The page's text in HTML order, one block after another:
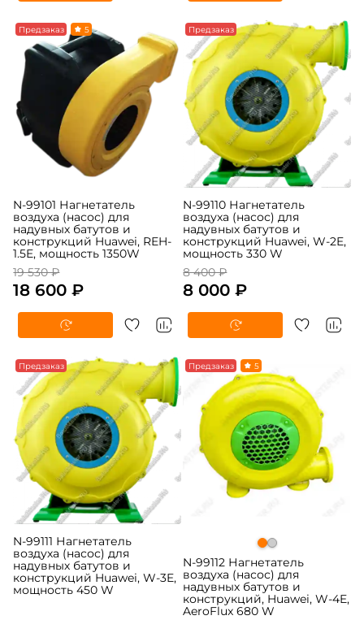
-5% Предзаказ
N-99101 Нагнетатель
воздуха (насос) для
надувных батутов и
конструкций Huawei, REH-
1.5E, мощность 1350W
19 530 ₽
18 600 ₽
-5% Предзаказ
N-99110 Нагнетатель
воздуха (насос) для
надувных батутов и
конструкций Huawei, W-2E,
мощность 330 W
8 400 ₽
8 000 ₽
-5% Предзаказ
N-99111 Нагнетатель
воздуха (насос) для
надувных батутов и
конструкций Huawei, W-3E,
мощность 450 W
-5% Предзаказ
N-99112 Нагнетатель
воздуха (насос) для
надувных батутов и
конструкций, Huawei, W-4E,
AeroFlux 680 W